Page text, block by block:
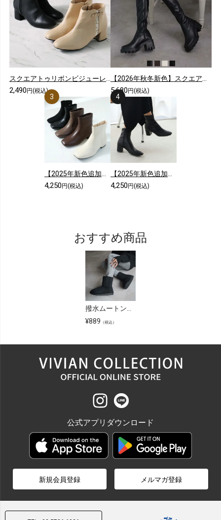
スクエアトゥリボンビジューレースショートブーツ
2,490 円(税込)
【2026年秋冬新色】スクエアトゥ厚底ストレッチロングブーツ
5,680 円(税込)
【2025年新色追加】スクエアトゥシンプルローヒールショートブーツ
4,250 円(税込)
【2025年新色追加】5cmヒール/スクエアトゥストレッチショートブーツ
4,250 円(税込)
おすすめ商品
撥水ムートンブーツ
¥889 （税込）
公式アプリダウンロード
新規会員登録 メルマガ登録